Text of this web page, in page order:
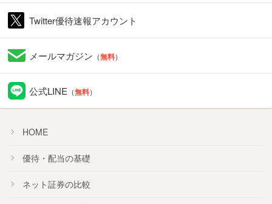
Twitter優待速報アカウント
メールマガジン （無料）
公式LINE （無料）
HOME
優待・配当の基礎
ネット証券の比較